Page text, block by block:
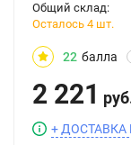
Общий склад:
Осталось 4 шт.
22 балла
2 221
+